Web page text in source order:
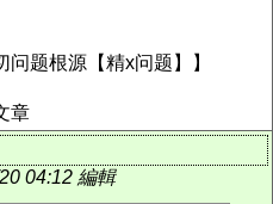
题根源【精x问题】】
章
04:12 編輯